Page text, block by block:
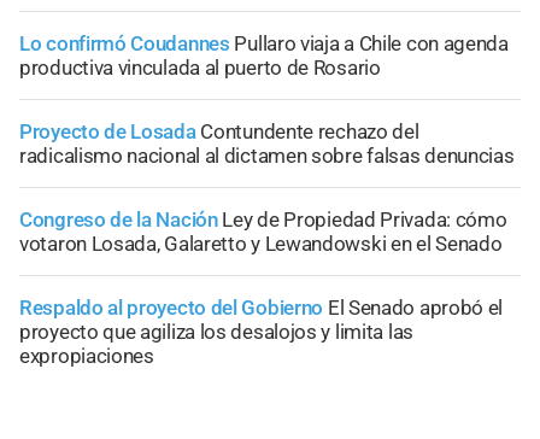
Lo confirmó Coudannes Pullaro viaja a Chile con agenda
productiva vinculada al puerto de Rosario
Proyecto de Losada Contundente rechazo del
radicalismo nacional al dictamen sobre falsas denuncias
Congreso de la Nación Ley de Propiedad Privada: cómo
votaron Losada, Galaretto y Lewandowski en el Senado
Respaldo al proyecto del Gobierno El Senado aprobó el
proyecto que agiliza los desalojos y limita las
expropiaciones